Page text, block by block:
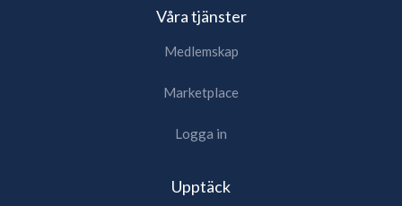
Våra tjänster
Medlemskap
Marketplace
Logga in
Upptäck